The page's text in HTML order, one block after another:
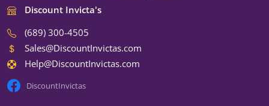
Discount Invicta's
(689) 300-4505
Sales@DiscountInvictas.com
Help@DiscountInvictas.com
DiscountInvictas